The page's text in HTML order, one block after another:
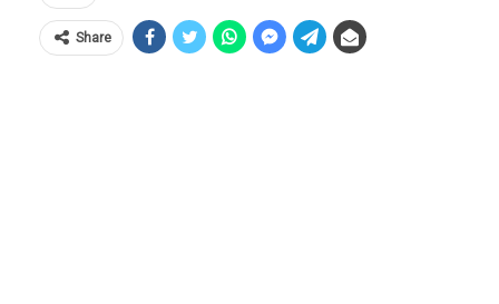
Share